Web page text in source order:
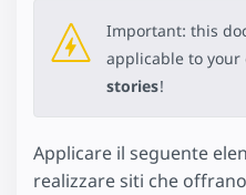
Important: this
applicable to
stories!
Applicare il seguente
realizzare siti che